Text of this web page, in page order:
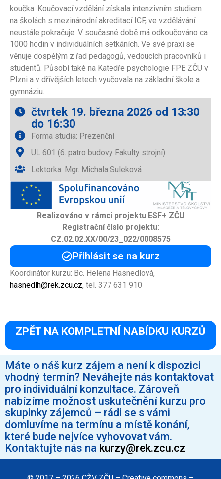
koučka. Koučovací vzdělání získala intenzivním studiem
na školách s mezinárodní akreditací ICF, ve vzdělávání
neustále pokračuje. V současné době má odkoučováno ca
1000 hodin v individuálních setkáních. Ve své praxi se
věnuje dospělým z řad pedagogů, vedoucích pracovníků i
studentů. Působí také na Katedře psychologie FPE ZČU v
Plzni a v dřívějších letech vyučovala na základní škole a
gymnáziu.
čtvrtek 19. března 2026 od 13:30
do 16:30
Forma studia: Prezenční
UL 601 (6. patro budovy Fakulty strojní)
Lektorka: Mgr. Michala Suleková
Realizováno v rámci projektu ESF+ ZČU
Registrační číslo projektu:
CZ.02.02.XX/00/23_022/0008575
Přihlásit se na kurz
Koordinátor kurzu: Bc. Helena Hasnedlová,
hasnedlh@rek.zcu.cz, tel. 377 631 910
ZPĚT NA KOMPLETNÍ NABÍDKU KURZŮ
Máte o náš kurz zájem a není k dispozici
vhodný termín? Neváhejte nás kontaktovat
pro individuální konzultace. Zároveň
nabízíme možnost uskutečnění kurzu pro
skupinky zájemců – rádi se s vámi
domluvíme na termínu a místě konání,
které bude nejvíce vyhovovat vám.
Kontaktujte nás na kurzy@rek.zcu.cz